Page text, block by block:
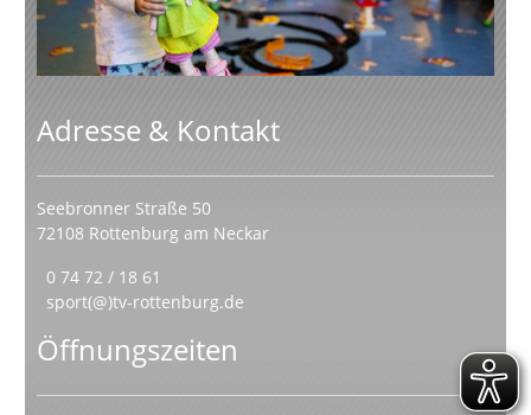
Adresse & Kontakt
Seebronner Straße 50
72108 Rottenburg am Neckar
0 74 72 / 18 61
sport(@)tv-rottenburg.de
Öffnungszeiten